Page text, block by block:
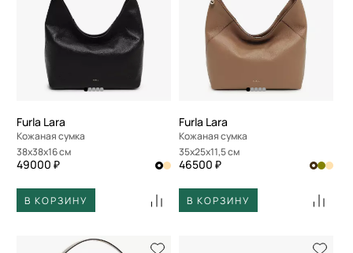
Furla Lara
Кожаная сумка
38x38x16 см
49000 ₽
В КОРЗИНУ
Furla Lara
Кожаная сумка
35x25x11,5 см
46500 ₽
В КОРЗИНУ